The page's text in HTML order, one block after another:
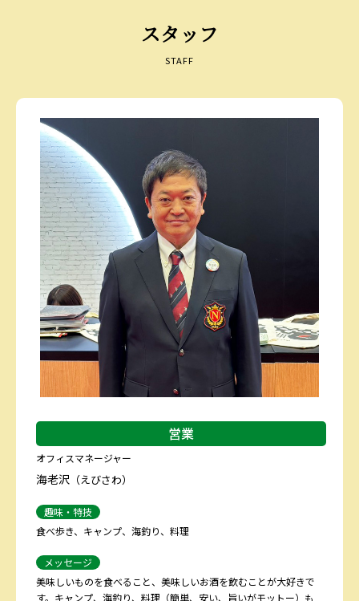
スタッフ
STAFF
営業
オフィスマネージャー
海老沢 （えびさわ）
趣味・特技
食べ歩き、キャンプ、海釣り、料理
メッセージ
美味しいものを食べること、美味しいお酒を飲むことが大好きで
す。キャンプ、海釣り、料理（簡単、安い、旨いがモットー）も